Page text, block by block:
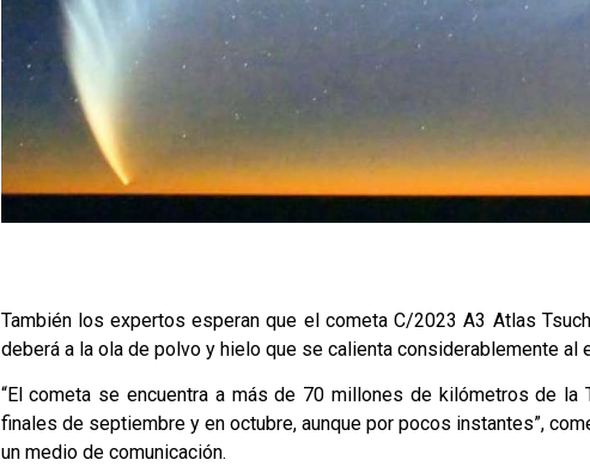
También los expertos esperan que el cometa C/2023 A3 Atlas
deberá a la ola de polvo y hielo que se calienta considerablemente al
“El cometa se encuentra a más de 70 millones de kilómetros de
finales de septiembre y en octubre, aunque por pocos instantes”,
un medio de comunicación.